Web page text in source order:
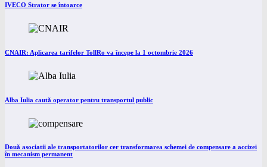
IVECO Strator se întoarce
CNAIR: Aplicarea tarifelor TollRo va începe la 1 octombrie 2026
Alba Iulia caută operator pentru transportul public
Două asociații ale transportatorilor cer transformarea schemei de compensare a accizei
în mecanism permanent